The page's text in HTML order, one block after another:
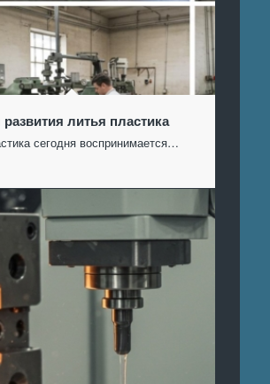
литья пластика
сегодня воспринимается…